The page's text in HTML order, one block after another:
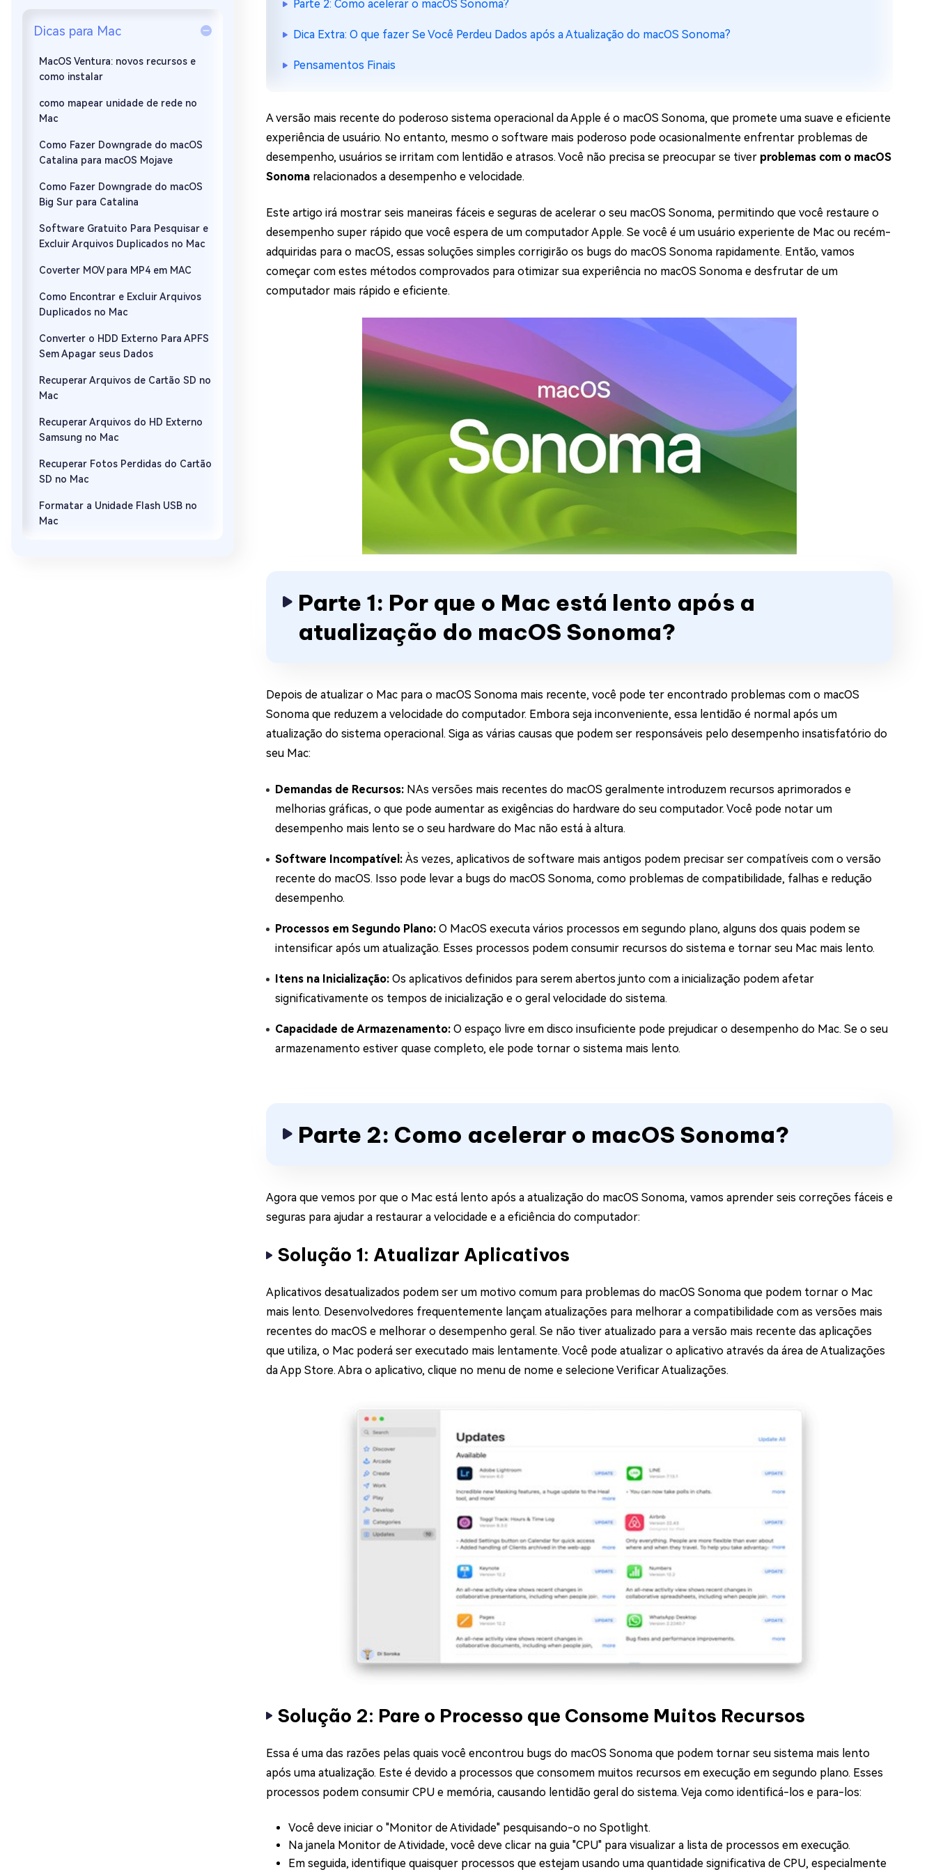
Mac Boot Genius
Grátis
Corrigir Erros de Mac Grátis
Verificador de Atualização do Windows 11 Grátis
Dicas para Mac
MacOS Ventura: novos recursos e
como instalar
como mapear unidade de rede no
Mac
Como Fazer Downgrade do macOS
Catalina para macOS Mojave
Como Fazer Downgrade do macOS
Big Sur para Catalina
Software Gratuito Para Pesquisar e
Excluir Arquivos Duplicados no Mac
Coverter MOV para MP4 em MAC
Como Encontrar e Excluir Arquivos
Duplicados no Mac
Converter o HDD Externo Para APFS
Sem Apagar seus Dados
Recuperar Arquivos de Cartão SD no
Mac
Recuperar Arquivos do HD Externo
Samsung no Mac
Recuperar Fotos Perdidas do Cartão
SD no Mac
Formatar a Unidade Flash USB no
Mac
Parte 2: Como acelerar o macOS Sonoma?
Dica Extra: O que fazer Se Você Perdeu Dados após a Atualização do macOS Sonoma?
Pensamentos Finais
A versão mais recente do poderoso sistema operacional da Apple é o macOS Sonoma, que promete uma suave e eficiente
experiência de usuário. No entanto, mesmo o software mais poderoso pode ocasionalmente enfrentar problemas de
desempenho, usuários se irritam com lentidão e atrasos. Você não precisa se preocupar se tiver problemas com o macOS
Sonoma relacionados a desempenho e velocidade.
Este artigo irá mostrar seis maneiras fáceis e seguras de acelerar o seu macOS Sonoma, permitindo que você restaure o
desempenho super rápido que você espera de um computador Apple. Se você é um usuário experiente de Mac ou recém-
adquiridas para o macOS, essas soluções simples corrigirão os bugs do macOS Sonoma rapidamente. Então, vamos
começar com estes métodos comprovados para otimizar sua experiência no macOS Sonoma e desfrutar de um
computador mais rápido e eficiente.
Parte 1: Por que o Mac está lento após a
atualização do macOS Sonoma?
Depois de atualizar o Mac para o macOS Sonoma mais recente, você pode ter encontrado problemas com o macOS
Sonoma que reduzem a velocidade do computador. Embora seja inconveniente, essa lentidão é normal após um
atualização do sistema operacional. Siga as várias causas que podem ser responsáveis pelo desempenho insatisfatório do
seu Mac:
Demandas de Recursos: NAs versões mais recentes do macOS geralmente introduzem recursos aprimorados e
melhorias gráficas, o que pode aumentar as exigências do hardware do seu computador. Você pode notar um
desempenho mais lento se o seu hardware do Mac não está à altura.
Software Incompatível: Às vezes, aplicativos de software mais antigos podem precisar ser compatíveis com o versão
recente do macOS. Isso pode levar a bugs do macOS Sonoma, como problemas de compatibilidade, falhas e redução
desempenho.
Processos em Segundo Plano: O MacOS executa vários processos em segundo plano, alguns dos quais podem se
intensificar após um atualização. Esses processos podem consumir recursos do sistema e tornar seu Mac mais lento.
Itens na Inicialização: Os aplicativos definidos para serem abertos junto com a inicialização podem afetar
significativamente os tempos de inicialização e o geral velocidade do sistema.
Capacidade de Armazenamento: O espaço livre em disco insuficiente pode prejudicar o desempenho do Mac. Se o seu
armazenamento estiver quase completo, ele pode tornar o sistema mais lento.
Parte 2: Como acelerar o macOS Sonoma?
Agora que vemos por que o Mac está lento após a atualização do macOS Sonoma, vamos aprender seis correções fáceis e
seguras para ajudar a restaurar a velocidade e a eficiência do computador:
Solução 1: Atualizar Aplicativos
Aplicativos desatualizados podem ser um motivo comum para problemas do macOS Sonoma que podem tornar o Mac
mais lento. Desenvolvedores frequentemente lançam atualizações para melhorar a compatibilidade com as versões mais
recentes do macOS e melhorar o desempenho geral. Se não tiver atualizado para a versão mais recente das aplicações
que utiliza, o Mac poderá ser executado mais lentamente. Você pode atualizar o aplicativo através da área de Atualizações
da App Store. Abra o aplicativo, clique no menu de nome e selecione Verificar Atualizações.
Solução 2: Pare o Processo que Consome Muitos Recursos
Essa é uma das razões pelas quais você encontrou bugs do macOS Sonoma que podem tornar seu sistema mais lento
após uma atualização. Este é devido a processos que consomem muitos recursos em execução em segundo plano. Esses
processos podem consumir CPU e memória, causando lentidão geral do sistema. Veja como identificá-los e para-los:
Você deve iniciar o "Monitor de Atividade" pesquisando-o no Spotlight.
Na janela Monitor de Atividade, você deve clicar na guia "CPU" para visualizar a lista de processos em execução.
Em seguida, identifique quaisquer processos que estejam usando uma quantidade significativa de CPU, especialmente